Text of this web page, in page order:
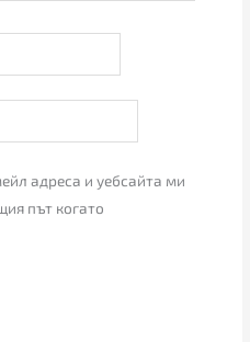
адреса и уебсайта ми
път когато